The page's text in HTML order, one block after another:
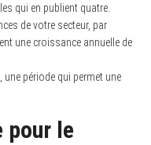
qui en publient quatre.
de votre secteur, par
une croissance annuelle de
période qui permet une
pour le